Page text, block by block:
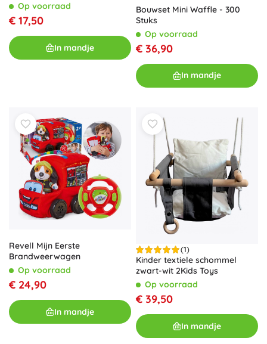
Op voorraad
€ 17,50
In mandje
Bouwset Mini Waffle - 300
Stuks
Op voorraad
€ 36,90
In mandje
Revell Mijn Eerste
Brandweerwagen
Op voorraad
€ 24,90
In mandje
(1)
Kinder textiele schommel
zwart-wit 2Kids Toys
Op voorraad
€ 39,50
In mandje